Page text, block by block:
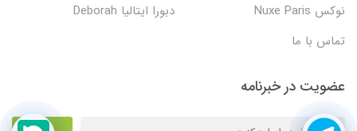
نوکس Nuxe Paris
دبورا ایتالیا Deborah
تماس با ما
عضویت در خبرنامه